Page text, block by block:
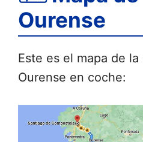
Ourense
Este es el mapa de
Ourense en coche: